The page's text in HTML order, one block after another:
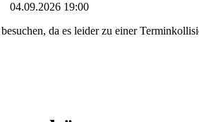
04.09.2026 19:00
da es leider zu einer